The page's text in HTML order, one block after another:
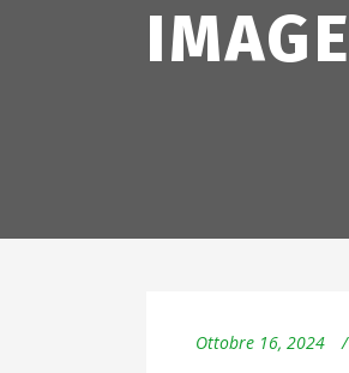
Ottobre 16, 2024